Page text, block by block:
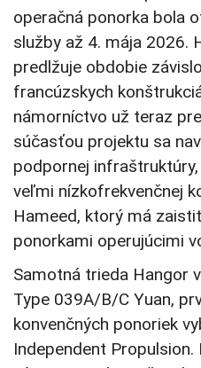
operačná ponorka bola
služby až 4. mája 2026.
predlžuje obdobie
francúzskych
námorníctvo už teraz
súčasťou projektu sa
podpornej
veľmi nízkofrekvenčnej
Hameed, ktorý má
ponorkami operujúcimi
Samotná trieda Hangor
Type 039A/B/C Yuan,
konvenčných ponoriek
Independent